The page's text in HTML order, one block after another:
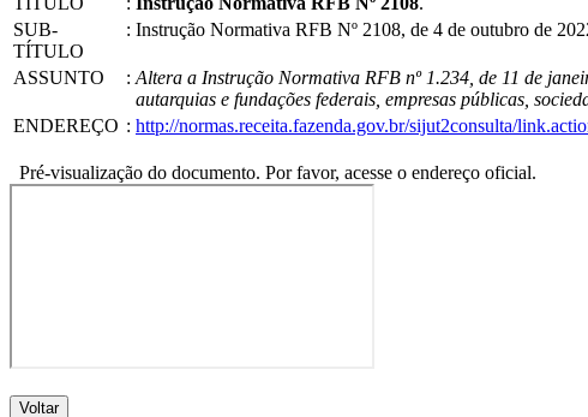
SUB-
TÍTULO
: Instrução Normativa RFB Nº 2108, de 4 de outubro de
ASSUNTO : Altera a Instrução Normativa RFB nº 1.234, de 11 de
autarquias e fundações federais, empresas públicas,
ENDEREÇO : http://normas.receita.fazenda.gov.br/sijut2consulta/
Pré-visualização do documento. Por favor, acesse o endereço oficial.
Voltar